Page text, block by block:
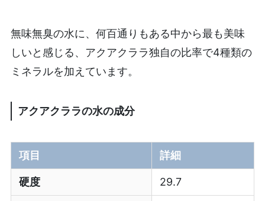
無味無臭の水に、何百通りもある中から最も美味
しいと感じる、アクアクララ独自の比率で4種類の
ミネラルを加えています。
アクアクララの水の成分
項目 詳細
硬度 29.7